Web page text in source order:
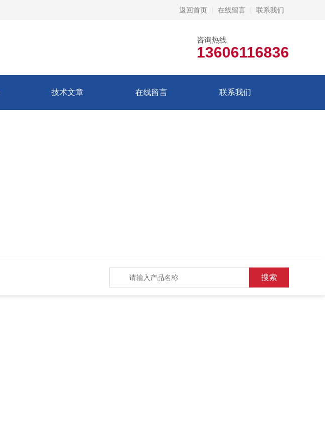
返回首页 在线留言 联系我们
咨询热线
13606116836
技术文章 在线留言 联系我们